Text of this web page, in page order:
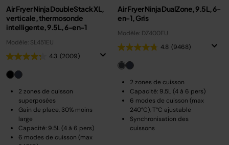
Air Fryer Ninja DoubleStack XL,
verticale, thermosonde
intelligente, 9.5L, 6-en-1
Modèle: SL451EU
4.3 (2009)
2 zones de cuisson
superposées
Gain de place, 30% moins
large
Capacité: 9.5L (4 à 6 pers)
6 modes de cuisson (max
Air Fryer Ninja DualZone, 9.5L, 6-
en-1, Gris
Modèle: DZ400EU
4.8 (9468)
2 zones de cuisson
Capacité: 9.5L (4 à 6 pers)
6 modes de cuisson (max
240°C), T°C ajustable
Synchronisation des
cuissons